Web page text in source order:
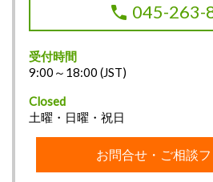
045-263-
受付時間
9:00～18:00 (JST)
Closed
土曜・日曜・祝日
お問合せ・ご相談